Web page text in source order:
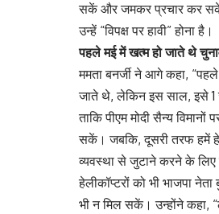
सकें और जमकर प्रचार कर
उन्हें “विपक्ष पर हावी” होना है।
पहले मई में खत्म हो जाते थे
ममता बनर्जी ने आगे कहा,
जाते थे, लेकिन इस साल, इसे 1
ताकि पीएम मोदी सैन्य विमानों
सकें। जबकि, दूसरी तरफ हमें
व्यवस्था से जुटाने करने के लिए
हेलीकॉप्टरों को भी भाजपा
भी न मिल सकें। उन्होंने कहा,